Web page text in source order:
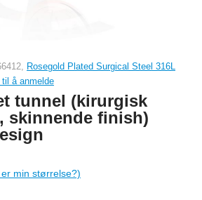
Rosegold Plated Surgical Steel 316L
å anmelde
tunnel (kirurgisk
skinnende finish)
min størrelse?)